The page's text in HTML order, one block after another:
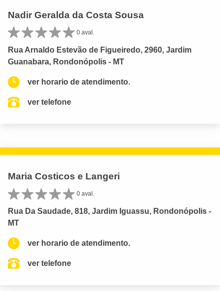
Nadir Geralda da Costa Sousa
0 aval.
Rua Arnaldo Estevão de Figueiredo, 2960, Jardim
Guanabara, Rondonópolis - MT
ver horario de atendimento.
ver telefone
Maria Costicos e Langeri
0 aval.
Rua Da Saudade, 818, Jardim Iguassu, Rondonópolis -
MT
ver horario de atendimento.
ver telefone